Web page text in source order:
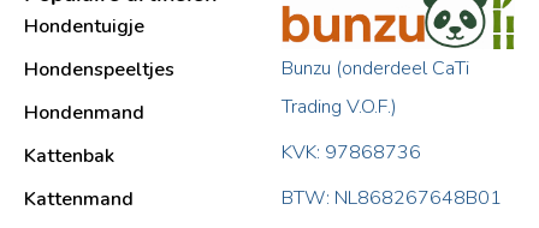
Hondentuigje
Hondenspeeltjes
Hondenmand
Kattenbak
Kattenmand
Bunzu (onderdeel CaTi
Trading V.O.F.)
KVK: 97868736
BTW: NL868267648B01